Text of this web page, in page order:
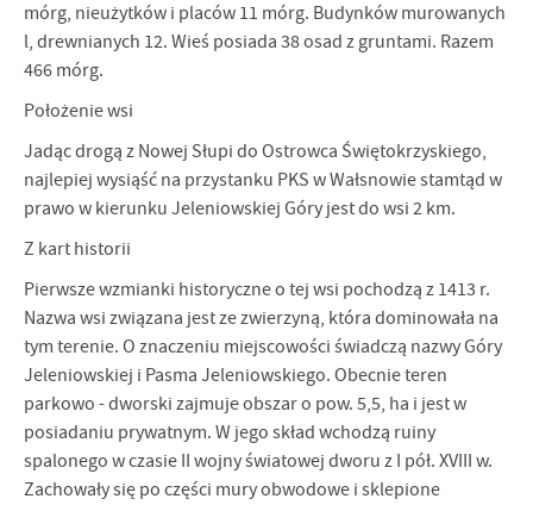
mórg, nieużytków i placów 11 mórg. Budynków murowanych
l, drewnianych 12. Wieś posiada 38 osad z gruntami. Razem
466 mórg.
Położenie wsi
Jadąc drogą z Nowej Słupi do Ostrowca Świętokrzyskiego,
najlepiej wysiąść na przystanku PKS w Wałsnowie stamtąd w
prawo w kierunku Jeleniowskiej Góry jest do wsi 2 km.
Z kart historii
Pierwsze wzmianki historyczne o tej wsi pochodzą z 1413 r.
Nazwa wsi związana jest ze zwierzyną, która dominowała na
tym terenie. O znaczeniu miej­scowości świadczą nazwy Góry
Jeleniowskiej i Pasma Jeleniowskiego. Obecnie teren
parkowo - dworski zajmuje obszar o pow. 5,5, ha i jest w
posiadaniu prywat­nym. W jego skład wchodzą ruiny
spalonego w czasie II wojny światowej dworu z I pół. XVIII w.
Zachowały się po części mury obwodowe i sklepione